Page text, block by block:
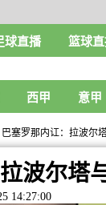
球直播 篮球
西甲 意甲
巴塞罗那内讧：拉波尔
波尔塔
14:27:00